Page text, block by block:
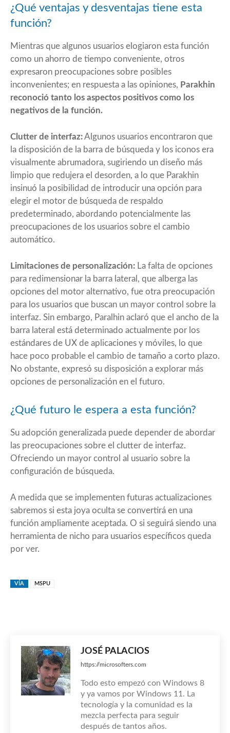
¿Qué ventajas y desventajas tiene esta
función?
Mientras que algunos usuarios elogiaron esta función
como un ahorro de tiempo conveniente, otros
expresaron preocupaciones sobre posibles
inconvenientes; en respuesta a las opiniones, Parakhin
reconoció tanto los aspectos positivos como los
negativos de la función.
Clutter de interfaz:Algunos usuarios encontraron que
la disposición de la barra de búsqueda y los iconos era
visualmente abrumadora, sugiriendo un diseño más
limpio que redujera el desorden, a lo que Parakhin
insinuó la posibilidad de introducir una opción para
elegir el motor de búsqueda de respaldo
predeterminado, abordando potencialmente las
preocupaciones de los usuarios sobre el cambio
automático.
Limitaciones de personalización: La falta de opciones
para redimensionar la barra lateral, que alberga las
opciones del motor alternativo, fue otra preocupación
para los usuarios que buscan un mayor control sobre la
interfaz. Sin embargo, Paralhin aclaró que el ancho de la
barra lateral está determinado actualmente por los
estándares de UX de aplicaciones y móviles, lo que
hace poco probable el cambio de tamaño a corto plazo.
No obstante, expresó su disposición a explorar más
opciones de personalización en el futuro.
¿Qué futuro le espera a esta función?
Su adopción generalizada puede depender de abordar
las preocupaciones sobre el clutter de interfaz.
Ofreciendo un mayor control al usuario sobre la
configuración de búsqueda.
A medida que se implementen futuras actualizaciones
sabremos si esta joya oculta se convertirá en una
función ampliamente aceptada. O si seguirá siendo una
herramienta de nicho para usuarios específicos queda
por ver.
VÍA MSPU
JOSÉ PALACIOS
https://microsofters.com
Todo esto empezó con Windows 8
y ya vamos por Windows 11. La
tecnología y la comunidad es la
mezcla perfecta para seguir
después de tantos años.